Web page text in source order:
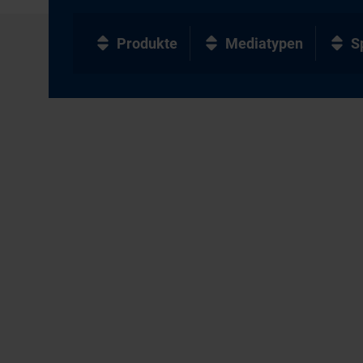
Produkte Mediatypen